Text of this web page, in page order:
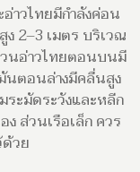
าวไทยมีกำลังค่อน
2–3 เมตร บริเวณ
นอ่าวไทยตอนบนมี
นตอนล่างมีคลื่นสูง
ระมัดระวังและหลีก
ส่วนเรือเล็ก ควร
วย